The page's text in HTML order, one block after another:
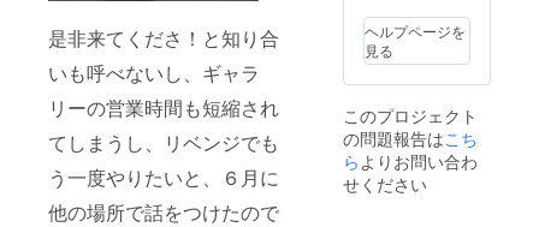
是非来てくださ！と知り合
いも呼べないし、ギャラ
リーの営業時間も短縮され
てしまうし、リベンジでも
う一度やりたいと、６月に
他の場所で話をつけたので
ヘルプページを
見る
このプロジェクト
の問題報告はこち
らよりお問い合わ
せください